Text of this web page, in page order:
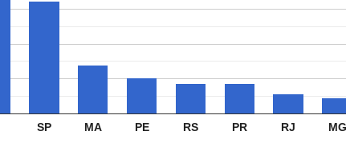
SP MA PE RS PR RJ MG